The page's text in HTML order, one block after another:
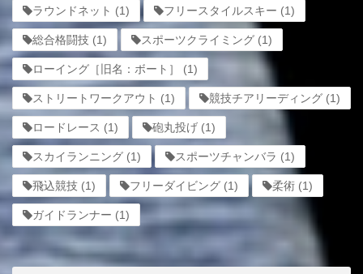
ラウンドネット (1) フリースタイルスキー (1)
総合格闘技 (1) スポーツクライミング (1)
ローイング［旧名：ボート］ (1)
ストリートワークアウト (1) 競技チアリーディング (1)
ロードレース (1) 砲丸投げ (1)
スカイランニング (1) スポーツチャンバラ (1)
飛込競技 (1) フリーダイビング (1) 柔術 (1)
ガイドランナー (1)